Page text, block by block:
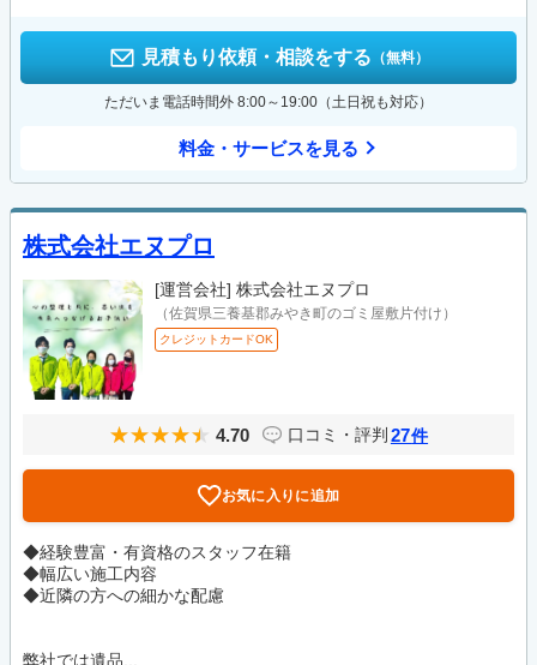
見積もり依頼・相談をする （無料）
ただいま電話時間外 8:00～19:00（土日祝も対応）
料金・サービスを見る
株式会社エヌプロ
[運営会社] 株式会社エヌプロ
（佐賀県三養基郡みやき町のゴミ屋敷片付け）
クレジットカードOK
4.70 口コミ・評判 27件
お気に入りに追加
◆経験豊富・有資格のスタッフ在籍
◆幅広い施工内容
◆近隣の方への細かな配慮
弊社では遺品...